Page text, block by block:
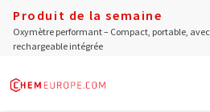
Produit de la semaine
Oxymètre performant – Compact, portable,
rechargeable intégrée